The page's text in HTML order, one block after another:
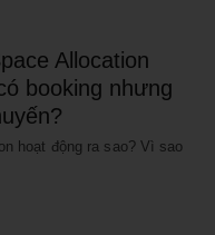
Allocation
booking nhưng
hoạt động ra sao? Vì sao